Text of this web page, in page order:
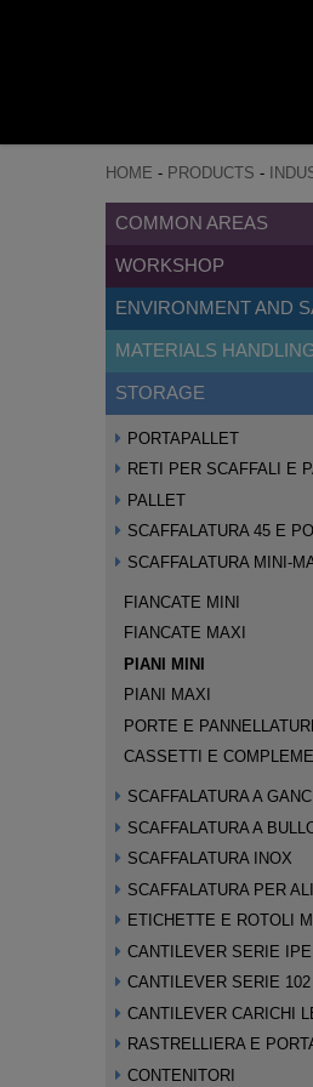
HOME - PRODUCTS -
COMMON AREAS
WORKSHOP
ENVIRONMENT AND
MATERIALS
STORAGE
PORTAPALLET
RETI PER SCAFFALI E
PALLET
SCAFFALATURA 45 E
SCAFFALATURA MINI-
FIANCATE MINI
FIANCATE MAXI
PIANI MINI
PIANI MAXI
PORTE E
CASSETTI E
SCAFFALATURA A
SCAFFALATURA A
SCAFFALATURA INOX
SCAFFALATURA PER
ETICHETTE E ROTOLI
CANTILEVER SERIE
CANTILEVER SERIE
CANTILEVER CARICHI
RASTRELLIERA E
CONTENITORI